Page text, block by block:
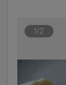
1/2